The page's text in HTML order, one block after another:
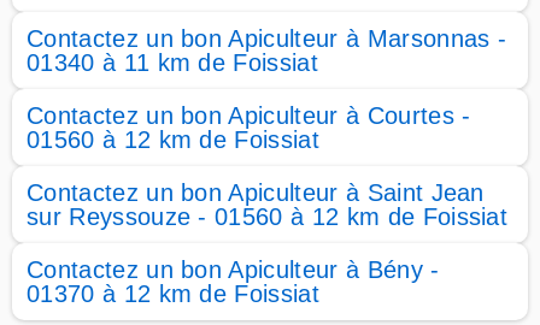
Contactez un bon Apiculteur à Marsonnas -
01340 à 11 km de Foissiat
Contactez un bon Apiculteur à Courtes -
01560 à 12 km de Foissiat
Contactez un bon Apiculteur à Saint Jean
sur Reyssouze - 01560 à 12 km de Foissiat
Contactez un bon Apiculteur à Bény -
01370 à 12 km de Foissiat